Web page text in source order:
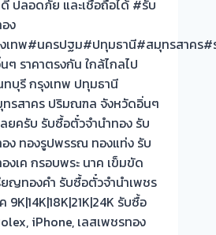
ดี ปลอดภัย และเชื่อถือได้ #รับ
ง
เทพ#นครปฐม#ปทุมธานี#สมุทรสาคร#
ๆ ราคาตรงกัน ใกล้ไกลไป
บุรี กรุงเทพ ปทุมธานี
รสาคร ปริมณฑล จังหวัดอิ่นๆ
ยครับ รับซื้อตั๋วจำนำทอง รับ
ง ทองรูปพรรณ ทองแท่ง รับ
งเค กรอบพระ นาค เข็มขัด
ยญทองคำ รับซื้อตั๋วจำนำเพชร
9K|14K|18K|21K|24K รับซื้อ
iPhone, เลสเพชรทอง